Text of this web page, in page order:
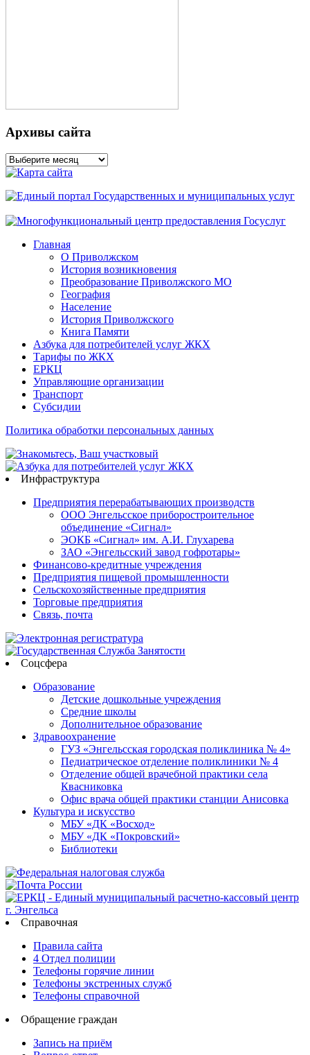
Архивы сайта
Архивы
сайта
Главная
О Приволжском
История возникновения
Преобразование Приволжского МО
География
Население
История Приволжского
Книга Памяти
Азбука для потребителей услуг ЖКХ
Тарифы по ЖКХ
ЕРКЦ
Управляющие организации
Транспорт
Субсидии
Политика обработки персональных данных
Инфраструктура
Предприятия перерабатывающих производств
ООО Энгельсское приборостроительное
объединение «Сигнал»
ЭОКБ «Сигнал» им. А.И. Глухарева
ЗАО «Энгельсский завод гофротары»
Финансово-кредитные учреждения
Предприятия пищевой промышленности
Сельскохозяйственные предприятия
Торговые предприятия
Связь, почта
Соцсфера
Образование
Детские дошкольные учреждения
Средние школы
Дополнительное образование
Здравоохранение
ГУЗ «Энгельсская городская поликлиника № 4»
Педиатрическое отделение поликлиники № 4
Отделение общей врачебной практики села
Квасниковка
Офис врача общей практики станции Анисовка
Культура и искусство
МБУ «ДК «Восход»
МБУ «ДК «Покровский»
Библиотеки
Справочная
Правила сайта
4 Отдел полиции
Телефоны горячие линии
Телефоны экстренных служб
Телефоны справочной
Обращение граждан
Запись на приём